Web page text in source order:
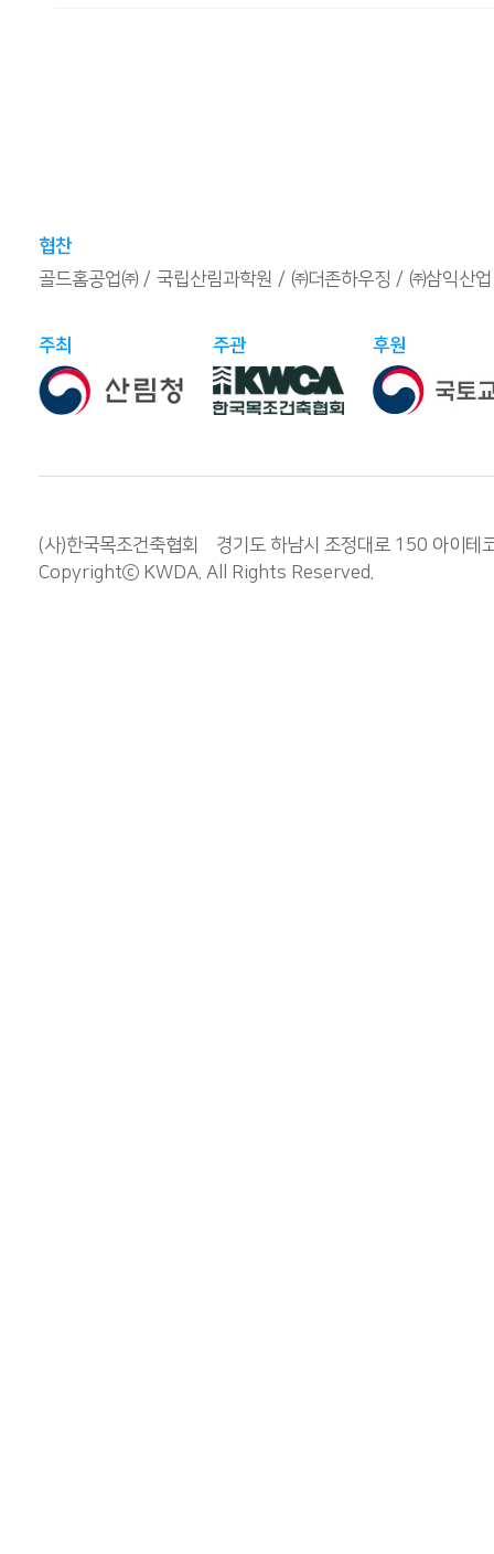
협찬
골드홈공업㈜
국립산림과학원 ㈜더존하우징 ㈜삼익산업
주최 주관 후원
(사)한국목조건축협회 경기도 하남시 조정대로 150 아
Copyrightⓒ KWDA. All Rights Reserved.